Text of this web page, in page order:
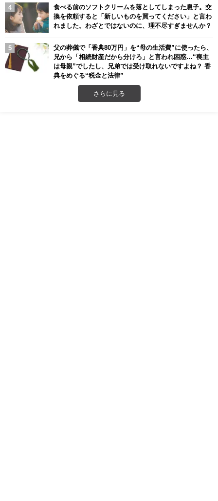
食べる前のソフトクリームを落としてしまった息子。交
換を依頼すると「新しいものを買ってください」と言わ
れました。わざとではないのに、理不尽すぎませんか？
父の葬儀で「香典80万円」を“母の生活費”に使ったら、
兄から「相続財産だから分けろ」と言われ困惑…“喪主
は母親”でしたし、兄弟では受け取れないですよね？ 香
典をめぐる“税金と法律”
さらに見る